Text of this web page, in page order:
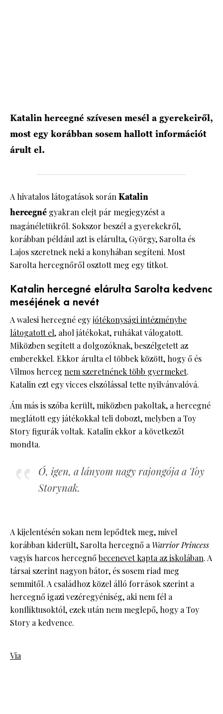
Katalin hercegné szívesen mesél a gyerekeiről,
most egy korábban sosem hallott információt
árult el.
A hivatalos látogatások soránKatalin
hercegné gyakran elejt pár megjegyzést a
magánéletükről. Sokszor beszél a gyerekekről,
korábban például azt is elárulta, György, Sarolta és
Lajos szeretnek neki a konyhában segíteni. Most
Sarolta hercegnőről osztott meg egy titkot.
Katalin hercegné elárulta Sarolta kedvenc
meséjének a nevét
A walesi hercegné egyjótékonysági intézménybe
látogatott el, ahol játékokat, ruhákat válogatott.
Miközben segített a dolgozóknak, beszélgetett az
emberekkel. Ekkor árulta el többek között, hogy ő és
Vilmos herceg nem szeretnének több gyermeket.
Katalin ezt egy vicces elszólással tette nyilvánvalóvá.
Ám más is szóba került, miközben pakoltak, a hercegné
meglátott egy játékokkal teli dobozt, melyben a Toy
Story figurák voltak. Katalin ekkor a következőt
mondta.
Ó, igen, a lányom nagy rajongója a Toy
Storynak.
A kijelentésén sokan nem lepődtek meg, mivel
korábban kiderült, Sarolta hercegnő aWarrior Princess
vagyis harcos hercegnő becenevet kapta az iskolában. A
társai szerint nagyon bátor, és sosem riad meg
semmitől. A családhoz közel álló források szerint a
hercegnő igazi vezéregyéniség, aki nem fél a
konfliktusoktól, ezek után nem meglepő, hogy a Toy
Story a kedvence.
Via